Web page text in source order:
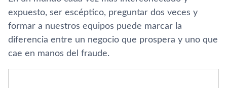
expuesto, ser escéptico, preguntar dos veces y
formar a nuestros equipos puede marcar la
diferencia entre un negocio que prospera y uno que
cae en manos del fraude.